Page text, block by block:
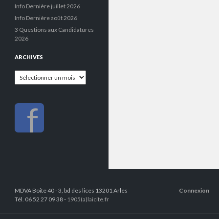
Info Dernière juillet 2026
Info Dernière août 2026
3 Questions aux Candidatures
2026
ARCHIVES
Archives
f
MDVA Boite 40 - 3, bd des lices 13201 Arles
Tél. 06 52 27 09 38 - 1905(a)laicite.fr
Connexion